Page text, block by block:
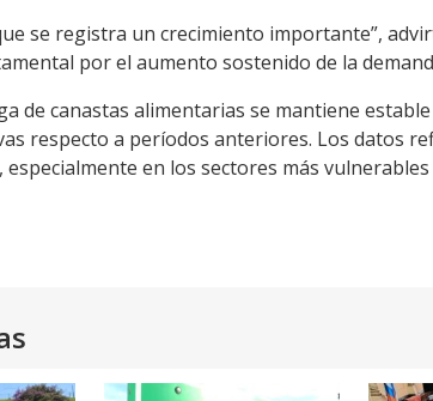
se registra un crecimiento importante”,
por el aumento sostenido de la
de canastas alimentarias se mantiene
respecto a períodos anteriores. Los datos
en los sectores más